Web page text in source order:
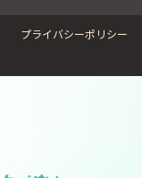
プライバシーポリシー